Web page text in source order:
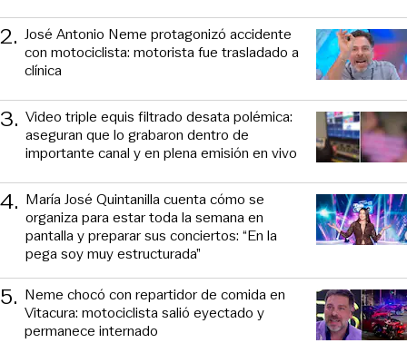
2. José Antonio Neme protagonizó accidente
con motociclista: motorista fue trasladado a
clínica
3. Video triple equis filtrado desata polémica:
aseguran que lo grabaron dentro de
importante canal y en plena emisión en vivo
4. María José Quintanilla cuenta cómo se
organiza para estar toda la semana en
pantalla y preparar sus conciertos: “En la
pega soy muy estructurada”
5. Neme chocó con repartidor de comida en
Vitacura: motociclista salió eyectado y
permanece internado